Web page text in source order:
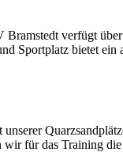
Bramstedt verfügt
Sportplatz bietet
wir für das Training